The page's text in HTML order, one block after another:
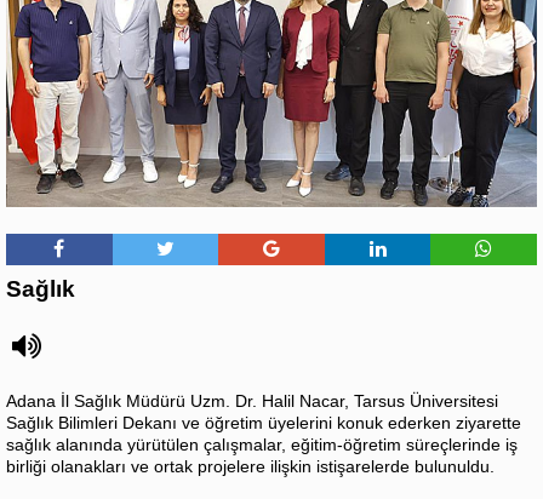
Sağlık
Adana İl Sağlık Müdürü Uzm. Dr. Halil Nacar, Tarsus Üniversitesi
Sağlık Bilimleri Dekanı ve öğretim üyelerini konuk ederken ziyarette
sağlık alanında yürütülen çalışmalar, eğitim-öğretim süreçlerinde iş
birliği olanakları ve ortak projelere ilişkin istişarelerde bulunuldu.